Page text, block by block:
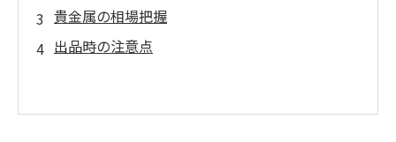
貴金属の相場把握
出品時の注意点